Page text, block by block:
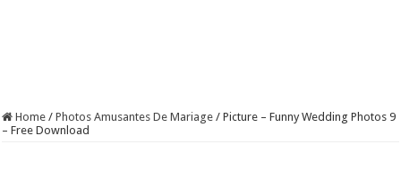
Home / Photos Amusantes De Mariage / Picture – Funny Wedding Photos 9
– Free Download